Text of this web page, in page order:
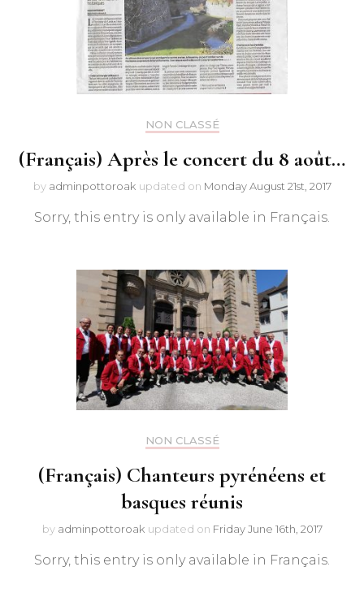
NON CLASSÉ
(Français) Après le concert du 8 août…
by adminpottoroak updated on Monday August 21st, 2017
Sorry, this entry is only available in Français.
NON CLASSÉ
(Français) Chanteurs pyrénéens et
basques réunis
by adminpottoroak updated on Friday June 16th, 2017
Sorry, this entry is only available in Français.